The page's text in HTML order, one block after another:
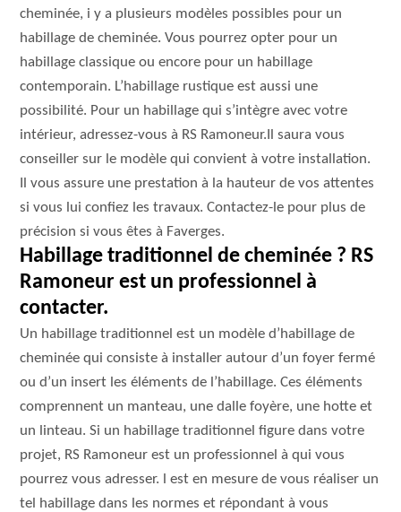
cheminée, i y a plusieurs modèles possibles pour un
habillage de cheminée. Vous pourrez opter pour un
habillage classique ou encore pour un habillage
contemporain. L’habillage rustique est aussi une
possibilité. Pour un habillage qui s’intègre avec votre
intérieur, adressez-vous à RS Ramoneur.Il saura vous
conseiller sur le modèle qui convient à votre installation.
Il vous assure une prestation à la hauteur de vos attentes
si vous lui confiez les travaux. Contactez-le pour plus de
précision si vous êtes à Faverges.
Habillage traditionnel de cheminée ? RS
Ramoneur est un professionnel à
contacter.
Un habillage traditionnel est un modèle d’habillage de
cheminée qui consiste à installer autour d’un foyer fermé
ou d’un insert les éléments de l’habillage. Ces éléments
comprennent un manteau, une dalle foyère, une hotte et
un linteau. Si un habillage traditionnel figure dans votre
projet, RS Ramoneur est un professionnel à qui vous
pourrez vous adresser. l est en mesure de vous réaliser un
tel habillage dans les normes et répondant à vous